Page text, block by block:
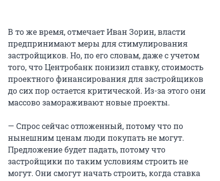
В то же время, отмечает Иван Зорин, власти
предпринимают меры для стимулирования
застройщиков. Но, по его словам, даже с учетом
того, что Центробанк понизил ставку, стоимость
проектного финансирования для застройщиков
до сих пор остается критической. Из-за этого они
массово замораживают новые проекты.
— Спрос сейчас отложенный, потому что по
нынешним ценам люди покупать не могут.
Предложение будет падать, потому что
застройщики по таким условиям строить не
могут. Они смогут начать строить, когда ставка